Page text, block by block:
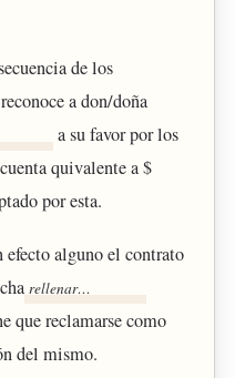
de los
a don/doña
a su favor por los
quivalente a $
por esta.
alguno el contrato
que reclamarse como
del mismo.